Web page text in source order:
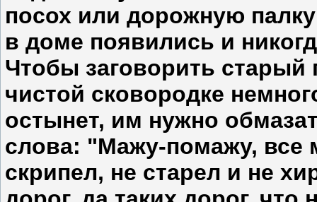
посох или дорожную
в доме появились и
Чтобы заговорить старый
чистой сковородке
остынет, им нужно
слова: "Мажу-помажу, все
скрипел, не старел и не